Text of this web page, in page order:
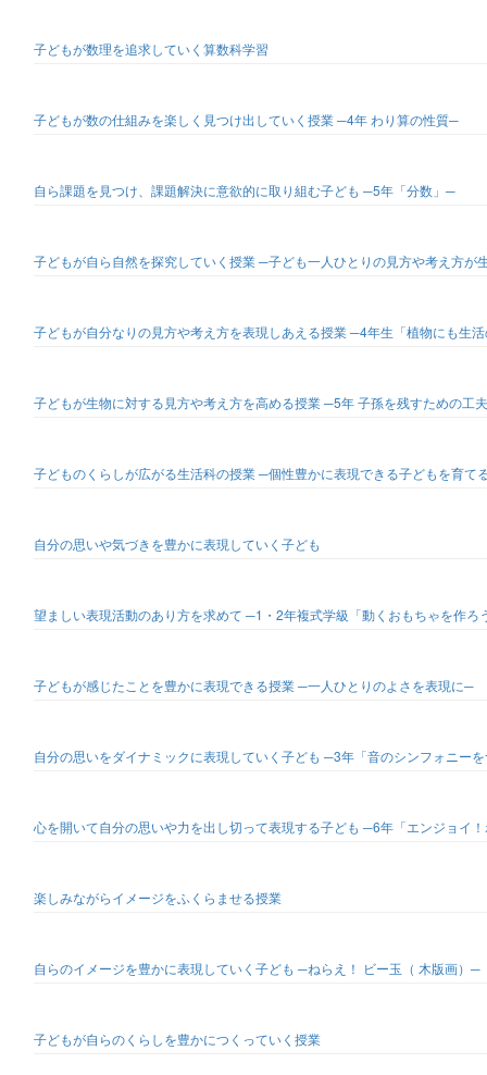
子どもが数理を追求していく算数科学習
子どもが数の仕組みを楽しく見つけ出していく授業 ─4年 わり算の性質─
自ら課題を見つけ、課題解決に意欲的に取り組む子ども ─5年「分数」─
子どもが自ら自然を探究していく授業 ─子ども一人ひとりの見方や考え方が
子どもが自分なりの見方や考え方を表現しあえる授業 ─4年生「植物にも生
子どもが生物に対する見方や考え方を高める授業 ─5年 子孫を残すための工
子どものくらしが広がる生活科の授業 ─個性豊かに表現できる子どもを育て
自分の思いや気づきを豊かに表現していく子ども
望ましい表現活動のあり方を求めて ─1・2年複式学級「動くおもちゃを作ろ
子どもが感じたことを豊かに表現できる授業 ─一人ひとりのよさを表現に─
自分の思いをダイナミックに表現していく子ども ─3年「音のシンフォニー
心を開いて自分の思いや力を出し切って表現する子ども ─6年「エンジョイ
楽しみながらイメージをふくらませる授業
自らのイメージを豊かに表現していく子ども ─ねらえ！ ビー玉（ 木版画）─
子どもが自らのくらしを豊かにつくっていく授業